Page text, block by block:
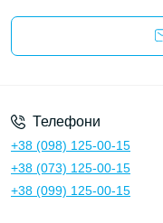
Телефони
+38 (098) 125-00-15
+38 (073) 125-00-15
+38 (099) 125-00-15